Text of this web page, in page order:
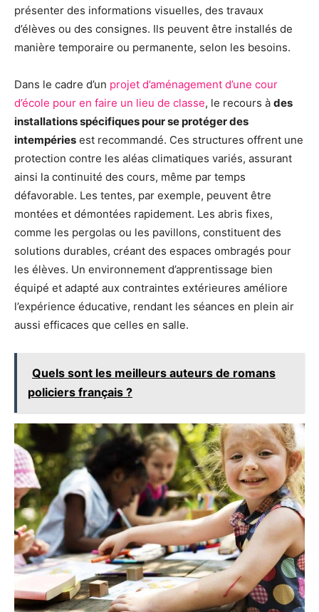
présenter des informations visuelles, des travaux
d’élèves ou des consignes. Ils peuvent être installés de
manière temporaire ou permanente, selon les besoins.
Dans le cadre d’un projet d’aménagement d’une cour
d’école pour en faire un lieu de classe, le recours à des
installations spécifiques pour se protéger des
intempéries est recommandé. Ces structures offrent une
protection contre les aléas climatiques variés, assurant
ainsi la continuité des cours, même par temps
défavorable. Les tentes, par exemple, peuvent être
montées et démontées rapidement. Les abris fixes,
comme les pergolas ou les pavillons, constituent des
solutions durables, créant des espaces ombragés pour
les élèves. Un environnement d’apprentissage bien
équipé et adapté aux contraintes extérieures améliore
l’expérience éducative, rendant les séances en plein air
aussi efficaces que celles en salle.
Quels sont les meilleurs auteurs de romans
policiers français ?